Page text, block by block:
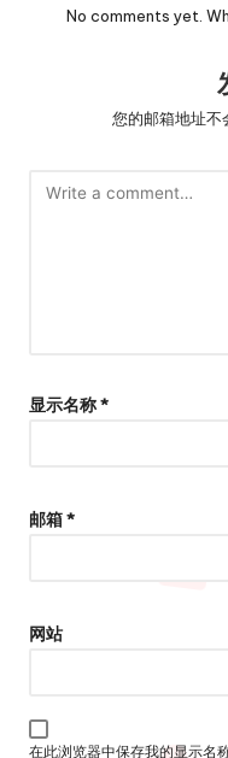
No comments yet.
您的邮箱地址不
显示名称*
邮箱*
网站
在此浏览器中保存我的显示名